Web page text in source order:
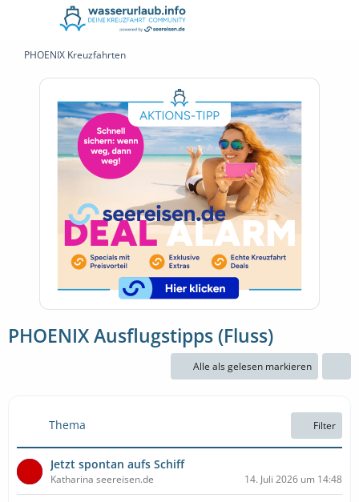
PHOENIX Kreuzfahrten
PHOENIX Ausflugstipps (Fluss)
Alle als gelesen markieren
Thema Filter
Jetzt spontan aufs Schiff
Katharina seereisen.de 14. Juli 2026 um 14:48